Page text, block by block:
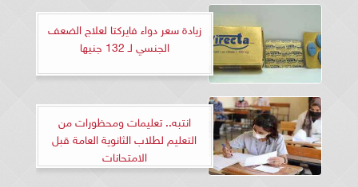
زيادة سعر دواء فايركتا لعلاج الضعف
الجنسي لـ 132 جنيها
انتبه.. تعليمات ومحظورات من
التعليم لطلاب الثانوية العامة قبل
الامتحانات